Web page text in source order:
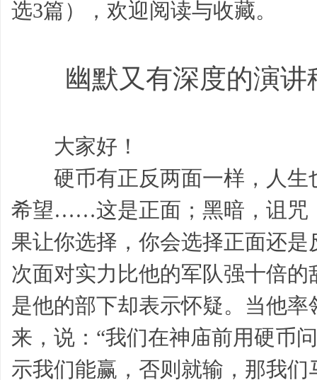
选3篇），欢迎阅读与收藏。
幽默又有深度的演讲
大家好！
硬币有正反两面一样，人生
希望……这是正面；黑暗，诅
果让你选择，你会选择正面还
次面对实力比他的军队强十倍
是他的部下却表示怀疑。当他
来，说：“我们在神庙前用硬币
示我们能赢，否则就输，那我